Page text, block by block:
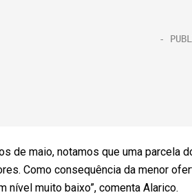
de maio, notamos que uma
Como consequência da menor
nível muito baixo”, comenta Alarico.